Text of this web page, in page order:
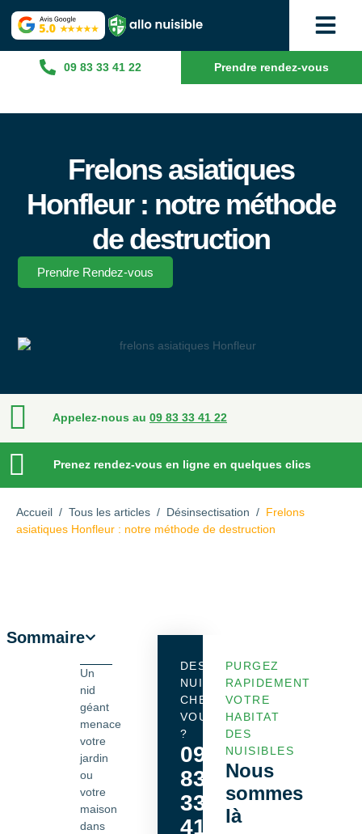
09 83 33 41 22 Prendre rendez-vous
Frelons asiatiques
Honfleur : notre méthode
de destruction
Prendre Rendez-vous
Appelez-nous au 09 83 33 41 22
Prenez rendez-vous en ligne en quelques clics
Accueil / Tous les articles / Désinsectisation / Frelons
asiatiques Honfleur : notre méthode de destruction
Sommaire
Un
nid
géant
menace
votre
jardin
ou
votre
maison
dans
DES
NUISIBLES
CHEZ
VOUS
?
09
83
33
41
PURGEZ
RAPIDEMENT
VOTRE
HABITAT
DES
NUISIBLES
Nous
sommes
là